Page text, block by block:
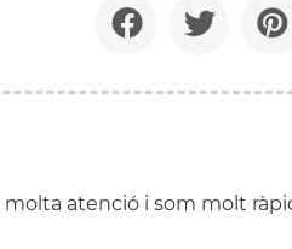
atenció i som molt